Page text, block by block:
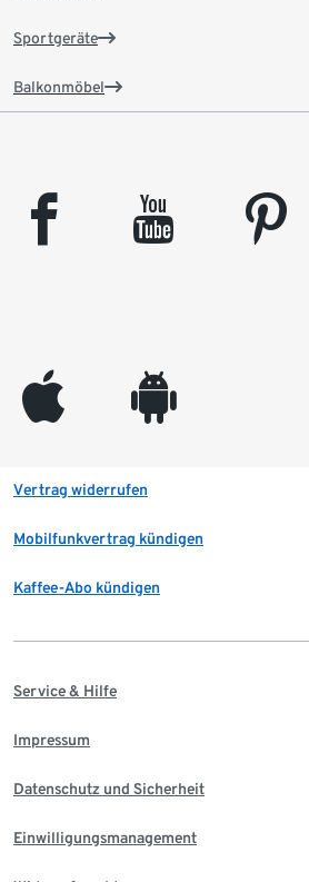
Sportgeräte
Balkonmöbel
facebook youtube pinterest
appleinc android
Vertrag widerrufen
Mobilfunkvertrag kündigen
Kaffee-Abo kündigen
Service & Hilfe
Impressum
Datenschutz und Sicherheit
Einwilligungsmanagement